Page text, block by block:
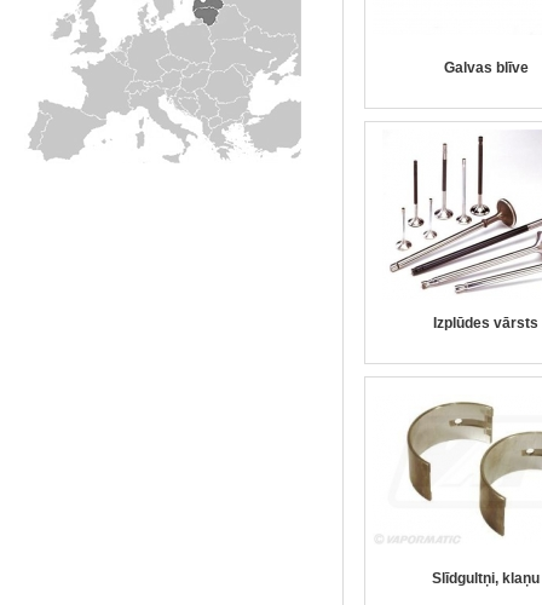
Galvas blīve
Izplūdes vārsts
Slīdgultņi, klaņu